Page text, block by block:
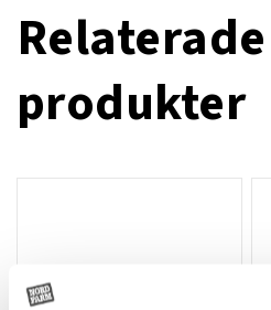
Relaterade
produkter